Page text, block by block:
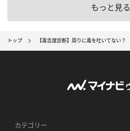
もっと見る
トップ 【毒舌度診断】周りに毒を吐いてない？
カテゴリー